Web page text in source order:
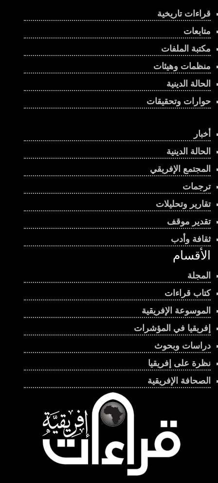
قراءات تاريخية
متابعات
مكتبة الملفات
منظمات وهيئات
الحالة الدينية
حوارات وتحقيقات
أخبار
الحالة الدينية
المجتمع الإفريقي
ترجمات
تقارير وتحليلات
تقدير موقف
ثقافة وأدب
الأقسام
المجلة
كتاب قراءات
الموسوعة الإفريقية
إفريقيا في المؤشرات
دراسات وبحوث
نظرة على إفريقيا
الصحافة الإفريقية